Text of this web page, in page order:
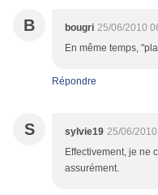
B bougri 25/06/2010
En même temps,
Répondre
S sylvie19 25/06/
Effectivement, je ne
assurément.